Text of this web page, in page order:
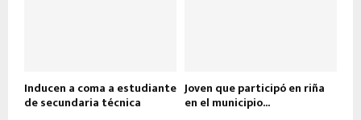
Inducen a coma a estudiante
de secundaria técnica
Joven que participó en riña
en el municipio...